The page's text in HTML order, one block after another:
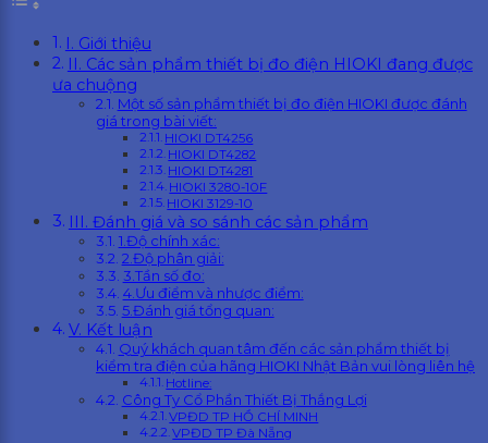
I. Giới thiệu
II. Các sản phẩm thiết bị đo điện HIOKI đang được
ưa chuộng
Một số sản phẩm thiết bị đo điện HIOKI được đánh
giá trong bài viết:
HIOKI DT4256
HIOKI DT4282
HIOKI DT4281
HIOKI 3280-10F
HIOKI 3129-10
III. Đánh giá và so sánh các sản phẩm
1.Độ chính xác:
2.Độ phân giải:
3.Tần số đo:
4.Ưu điểm và nhược điểm:
5.Đánh giá tổng quan:
V. Kết luận
Quý khách quan tâm đến các sản phẩm thiết bị
kiểm tra điện của hãng HIOKI Nhật Bản vui lòng liên hệ
Hotline:
Công Ty Cổ Phần Thiết Bị Thắng Lợi
VPĐD TP HỒ CHÍ MINH
VPĐD TP Đà Nẵng